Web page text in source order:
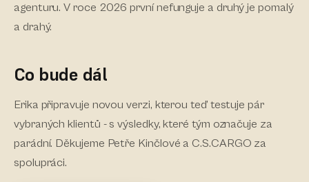
agenturu. V roce 2026 první nefunguje a druhý je pomalý
a drahý.
Co bude dál
Erika připravuje novou verzi, kterou teď testuje pár
vybraných klientů - s výsledky, které tým označuje za
parádní. Děkujeme Petře Kinčlové a C.S.CARGO za
spolupráci.